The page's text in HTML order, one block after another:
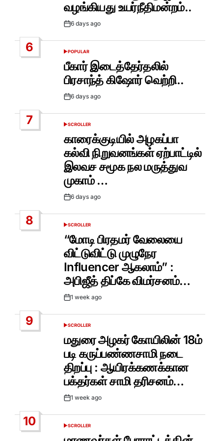
வழங்கியது உயர்நீதிமன்றம்..
Post6 days ago
6
POSTED
POPULAR
பீகார் இடைத்தேர்தலில்
பிரசாந்த் கிஷோர் வெற்றி..
Post6 days ago
7
POSTED
SCROLLER
காரைக்குடியில் அழகப்பா
கல்வி நிறுவனங்கள் ஏற்பாட்டில்
இலவச சமூக நல மருத்துவ
முகாம் …
Post6 days ago
8
POSTED
SCROLLER
“மோடி பிரதமர் வேலையை
விட்டுவிட்டு முழுநேர
Influencer ஆகலாம்” :
அபிஜீத் திப்கே விமர்சனம்…
Post1 week ago
9
POSTED
SCROLLER
மதுரை அழகர் கோயிலின் 18ம்
படி கருப்பண்ணசாமி நடை
திறப்பு : ஆயிரக்கணக்கான
பக்தர்கள் சாமி தரிசனம்…
Post1 week ago
10
POSTED
SCROLLER